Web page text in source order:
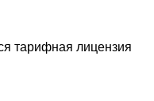
тарифная лицензия